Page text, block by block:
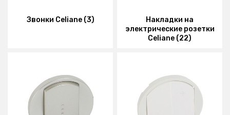
Звонки Celiane (3)
Накладки на
электрические розетки
Celiane (22)